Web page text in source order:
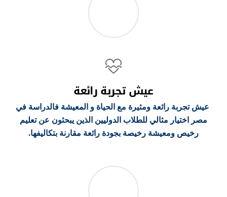
عيش تجربة رائعة
عيش تجربة رائعة ومثيرة مع الحياة و المعيشة فالدراسة في
مصر اختيار مثالي للطلاب الدوليين الذين يبحثون عن تعليم
رخيص ومعيشة رخيصة بجودة رائعة مقارنة بتكاليفها.